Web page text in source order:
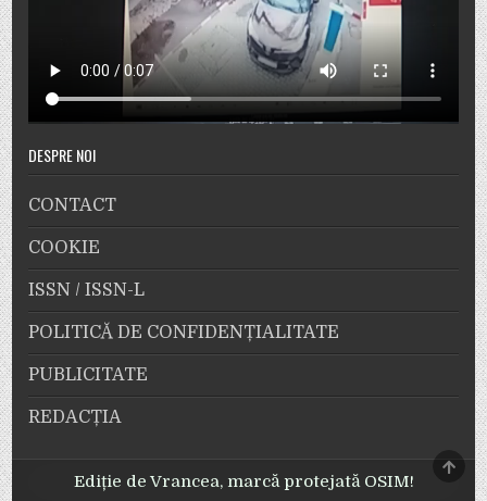
DESPRE NOI
CONTACT
COOKIE
ISSN / ISSN-L
POLITICĂ DE CONFIDENȚIALITATE
PUBLICITATE
REDACȚIA
Ediție de Vrancea, marcă protejată OSIM!
TOP